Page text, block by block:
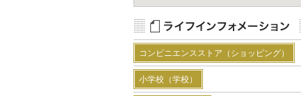
コンビニエンスストア（ショッピング）
小学校（学校）